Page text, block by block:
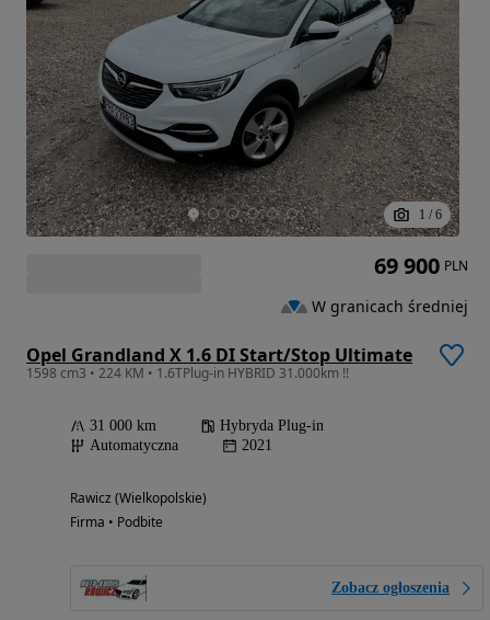
1 / 6
Opel Grandland X 1.6 DI Start/Stop Ultimate
1598 cm3 • 224 KM • 1.6TPlug-in HYBRID 31.000km !!
31 000 km
Hybryda Plug-in
Automatyczna
2021
Rawicz (Wielkopolskie)
Firma • Podbite
Zobacz ogłoszenia
69 900 PLN
W granicach średniej